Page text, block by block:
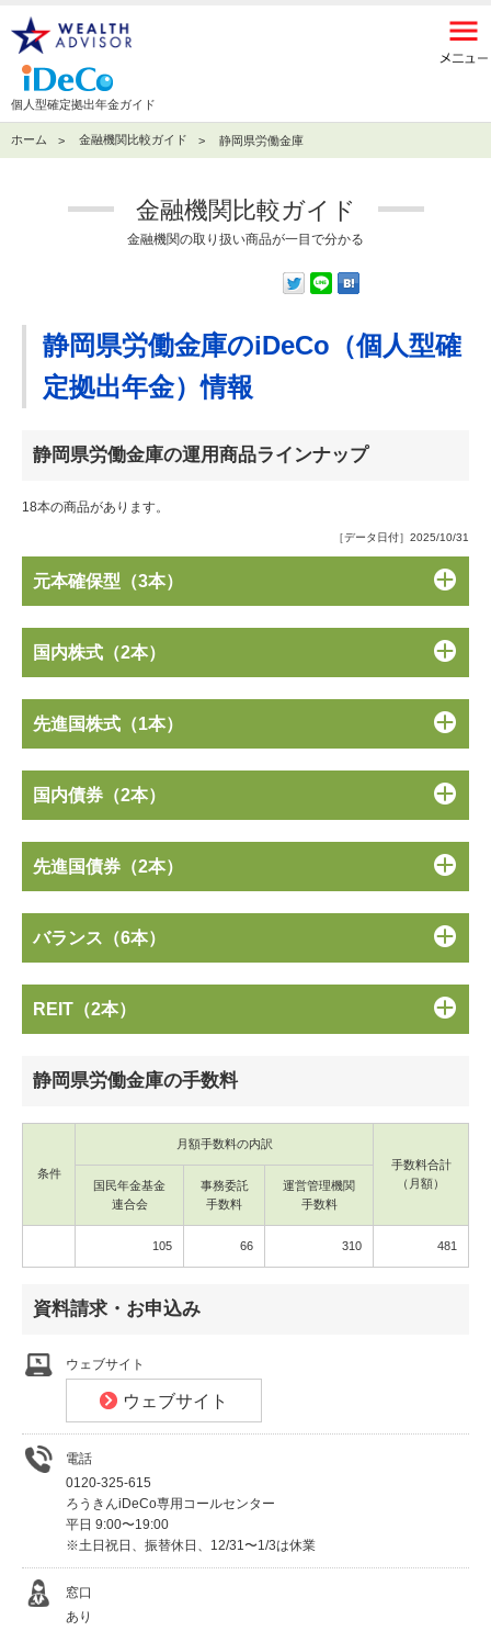
個人型確定拠出年金ガイド
ホーム 金融機関比較ガイド 静岡県労働金庫
金融機関比較ガイド
金融機関の取り扱い商品が一目で分かる
静岡県労働金庫のiDeCo（個人型確
定拠出年金）情報
静岡県労働金庫の運用商品ラインナップ
18本の商品があります。
［データ日付］2025/10/31
元本確保型（3本）
国内株式（2本）
先進国株式（1本）
国内債券（2本）
先進国債券（2本）
バランス（6本）
REIT（2本）
静岡県労働金庫の手数料
条件
月額手数料の内訳
手数料合計
（月額）
国民年金基金
連合会
事務委託
手数料
運営管理機関
手数料
105 66 310 481
資料請求・お申込み
ウェブサイト
ウェブサイト
電話
0120-325-615
ろうきんiDeCo専用コールセンター
平日 9:00〜19:00
※土日祝日、振替休日、12/31〜1/3は休業
窓口
あり